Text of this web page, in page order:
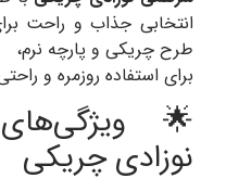
انتخابی جذاب و راحت
طرح چریکی و پارچه نرم،
برای استفاده روزمره و
🌟
نوزادی چریکی